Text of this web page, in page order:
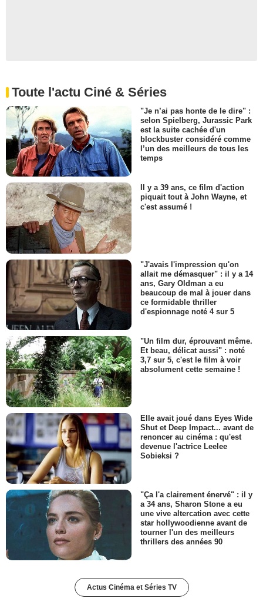
Toute l'actu Ciné & Séries
"Je n’ai pas honte de le dire" :
selon Spielberg, Jurassic Park
est la suite cachée d'un
blockbuster considéré comme
l’un des meilleurs de tous les
temps
Il y a 39 ans, ce film d'action
piquait tout à John Wayne, et
c'est assumé !
"J'avais l'impression qu'on
allait me démasquer" : il y a 14
ans, Gary Oldman a eu
beaucoup de mal à jouer dans
ce formidable thriller
d'espionnage noté 4 sur 5
"Un film dur, éprouvant même.
Et beau, délicat aussi" : noté
3,7 sur 5, c'est le film à voir
absolument cette semaine !
Elle avait joué dans Eyes Wide
Shut et Deep Impact... avant de
renoncer au cinéma : qu'est
devenue l'actrice Leelee
Sobieksi ?
"Ça l'a clairement énervé" : il y
a 34 ans, Sharon Stone a eu
une vive altercation avec cette
star hollywoodienne avant de
tourner l'un des meilleurs
thrillers des années 90
Actus Cinéma et Séries TV